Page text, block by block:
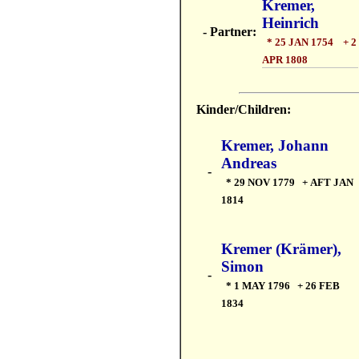
- Partner:
Kremer,
Heinrich
* 25 JAN 1754 + 2
APR 1808
Kinder/Children:
-
Kremer, Johann
Andreas
* 29 NOV 1779 + AFT JAN
1814
-
Kremer (Krämer),
Simon
* 1 MAY 1796 + 26 FEB
1834